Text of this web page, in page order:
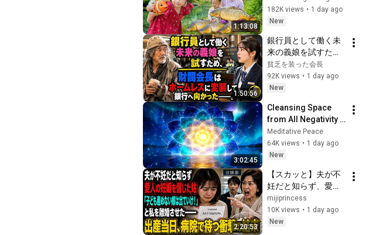
1:13:08
| Fishing with Chuc
Duong and Her
182K views • 1 day ago
New
1:50:56
銀行員として働く未
来の義娘を試すた
め、億万長者の財閥
会長はホームレスの
ような格好に身をや
た――。
貧乏を装った会長
92K views • 1 day ago
New
3:02:45
Cleansing Space
from All Negativity -
Deep Energy
Clearing and
Protection - 417Hz
Meditative Peace
64K views • 1 day ago
New
2:20:53
【スカッと】夫が不
妊だと知らず、愛人
の妊娠を信じた姑。
「子どもを産めない
嫁は出て行け！」と
mijiprincess
10K views • 1 day ago
New